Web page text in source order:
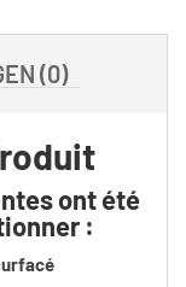
(0)
ont été
: